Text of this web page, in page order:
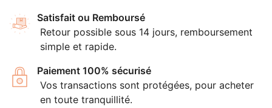
Satisfait ou Remboursé
Retour possible sous 14 jours, remboursement
simple et rapide.
Paiement 100% sécurisé
Vos transactions sont protégées, pour acheter
en toute tranquillité.